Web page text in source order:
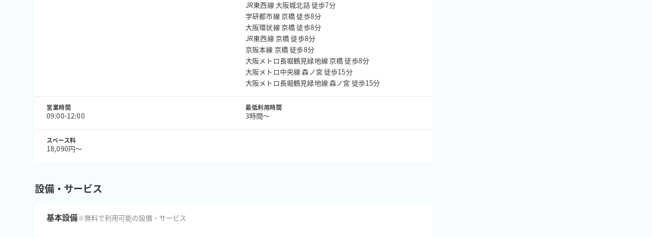
JR東西線 大阪城北詰 徒歩7分
学研都市線 京橋 徒歩8分
大阪環状線 京橋 徒歩8分
JR東西線 京橋 徒歩8分
京阪本線 京橋 徒歩8分
大阪メトロ長堀鶴見緑地線 京橋 徒歩8分
大阪メトロ中央線 森ノ宮 徒歩15分
大阪メトロ長堀鶴見緑地線 森ノ宮 徒歩15分
営業時間
09:00-12:00
最低利用時間
3時間〜
スペース料
18,090円〜
設備・サービス
基本設備※無料で利用可能の設備・サービス